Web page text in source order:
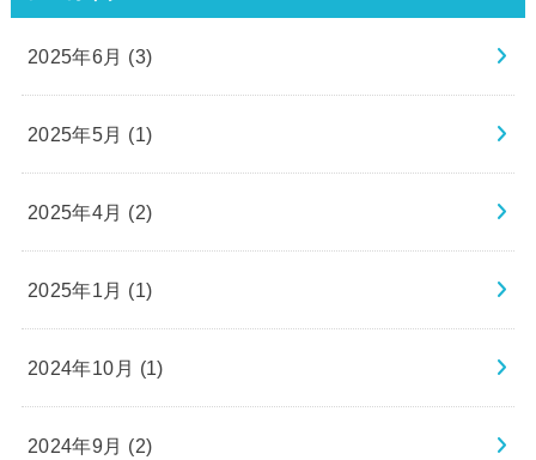
2025年6月 (3)
2025年5月 (1)
2025年4月 (2)
2025年1月 (1)
2024年10月 (1)
2024年9月 (2)